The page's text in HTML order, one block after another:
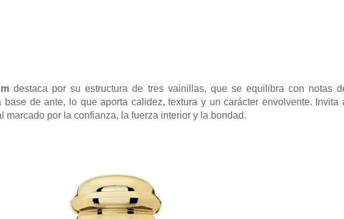
destaca por su estructura de tres vainillas, que se equilibra con notas
de ante, lo que aporta calidez, textura y un carácter envolvente. Invita
marcado por la confianza, la fuerza interior y la bondad.